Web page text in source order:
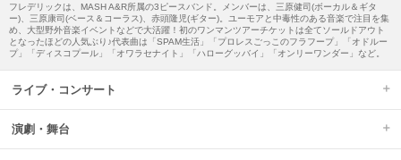
フレデリックは、MASH A&R所属の3ピースバンド。メンバーは、三原健司(ボーカル＆ギタ
ー)、三原康司(ベース＆コーラス)、赤頭隆児(ギター)。ユーモアと中毒性のある音楽で注目を集
め、大型野外音楽イベントなどで大活躍！初のワンマンツアーチケットは全てソールドアウト
となったほどの人気ぶり♪代表曲は「SPAM生活」「プロレスごっこのフラフープ」「オドルー
プ」「ディスコプール」「オワラセナイト」「ハローグッバイ」「オンリーワンダー」など。
ライブ・コンサート
演劇・舞台